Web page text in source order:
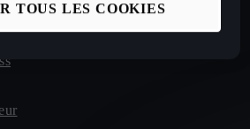
TOUS LES COOKIES